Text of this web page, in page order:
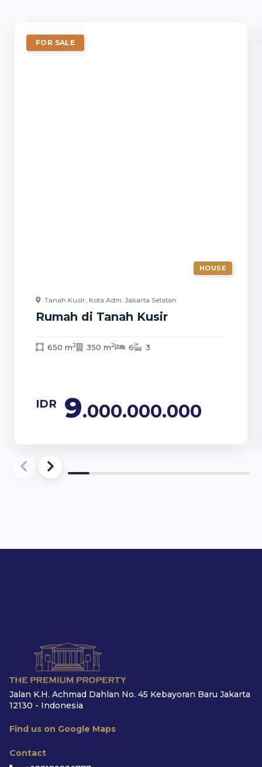
FOR SALE
HOUSE
Tanah Kusir, Kota Adm. Jakarta Selatan
Rumah di Tanah Kusir
650 m2 350 m2 6 3
IDR 9.000.000.000
Jalan K.H. Achmad Dahlan No. 45 Kebayoran Baru Jakarta
12130 - Indonesia
Find us on Google Maps
Contact